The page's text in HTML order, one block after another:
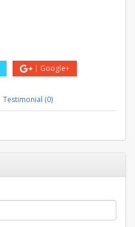
Google+
Testimonial (0)